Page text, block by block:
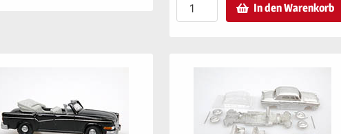
In den Warenkorb